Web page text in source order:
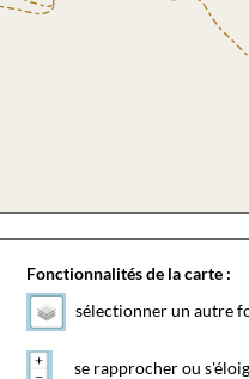
Fonctionnalités de la carte :
sélectionner un autre
se rapprocher ou